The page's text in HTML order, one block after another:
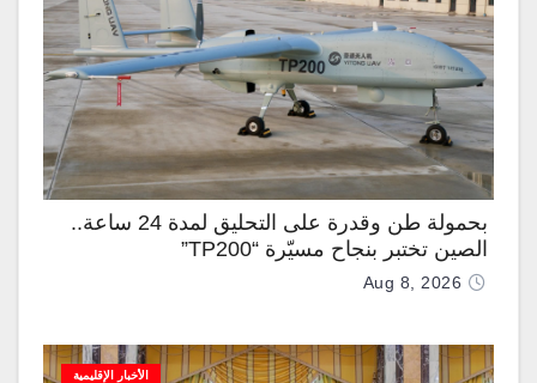
بحمولة طن وقدرة على التحليق لمدة 24 ساعة..
الصين تختبر بنجاح مسيّرة “TP200”
Aug 8, 2026
الأخبار الإقليمية